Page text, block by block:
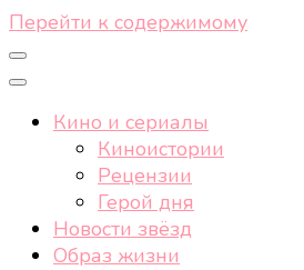
Перейти к содержимому
Кино и сериалы
Киноистории
Рецензии
Герой дня
Новости звёзд
Образ жизни